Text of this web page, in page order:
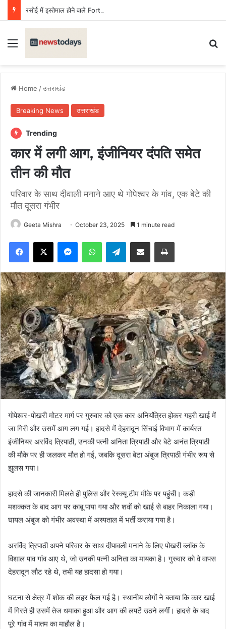
रसोई में इस्तेमाल होने वाले Fortune तेल का सैंपल जांच में फेल, लगा जुर्माना
Menu
Home /उत्तराखंड
Breaking News उत्तराखंड
Trending
कार में लगी आग, इंजीनियर दंपति समेत
तीन की मौत
परिवार के साथ दीवाली मनाने आए थे गोपेश्वर के गांव, एक बेटे की
मौत दूसरा गंभीर
Geeta Mishra October 23, 2025 1 minute read
Facebook
X MessengerWhatsAppTelegramShare via Email Print
गोपेश्वर-पोखरी मोटर मार्ग पर गुरुवार को एक कार अनियंत्रित होकर गहरी खाई में
जा गिरी और उसमें आग लग गई। हादसे में देहरादून सिंचाई विभाग में कार्यरत
इंजीनियर अरविंद त्रिपाठी, उनकी पत्नी अनिता त्रिपाठी और बेटे अनंत त्रिपाठी
की मौके पर ही जलकर मौत हो गई, जबकि दूसरा बेटा अंबुज त्रिपाठी गंभीर रूप से
झुलस गया।
हादसे की जानकारी मिलते ही पुलिस और रेस्क्यू टीम मौके पर पहुंची। कड़ी
मशक्कत के बाद आग पर काबू पाया गया और शवों को खाई से बाहर निकाला गया।
घायल अंबुज को गंभीर अवस्था में अस्पताल में भर्ती कराया गया है।
अरविंद त्रिपाठी अपने परिवार के साथ दीपावली मनाने के लिए पोखरी ब्लॉक के
विशाल पाव गांव आए थे, जो उनकी पत्नी अनिता का मायका है। गुरुवार को वे वापस
देहरादून लौट रहे थे, तभी यह हादसा हो गया।
घटना से क्षेत्र में शोक की लहर फैल गई है। स्थानीय लोगों ने बताया कि कार खाई
में गिरते ही उसमें तेज धमाका हुआ और आग की लपटें उठने लगीं। हादसे के बाद
पूरे गांव में मातम का माहौल है।